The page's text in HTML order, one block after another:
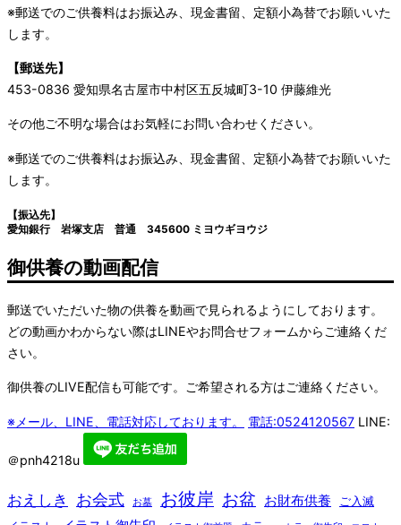
※郵送でのご供養料はお振込み、現金書留、定額小為替でお願いいた
します。
【郵送先】
453-0836 愛知県名古屋市中村区五反城町3-10 伊藤維光
その他ご不明な場合はお気軽にお問い合わせください。
※郵送でのご供養料はお振込み、現金書留、定額小為替でお願いいた
します。
【振込先】
愛知銀行 岩塚支店 普通 345600 ミヨウギヨウジ
御供養の動画配信
郵送でいただいた物の供養を動画で見られるようにしております。
どの動画かわからない際はLINEやお問合せフォームからご連絡くだ
さい。
御供養のLIVE配信も可能です。ご希望される方はご連絡ください。
※メール、LINE、電話対応しております。 電話:0524120567 LINE:
＠pnh4218u
おえしき お会式 お墓 お彼岸 お盆 お財布供養
ご入滅